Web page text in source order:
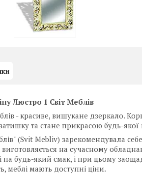
Люстро 1 Світ Меблів
- красиве, вишукане дзеркало.
та стане прикрасою будь-якої
(Svit Mebliv) зарекомендувала
на сучасному
на будь-який смак, і при цьому
меблі мають доступні ціни.